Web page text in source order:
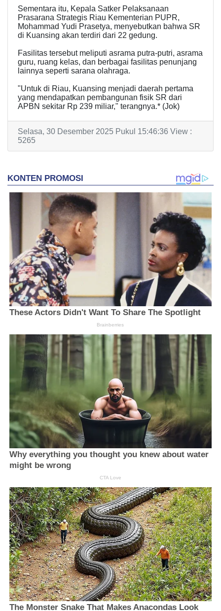
Sementara itu, Kepala Satker Pelaksanaan
Prasarana Strategis Riau Kementerian PUPR,
Mohammad Yudi Prasetya, menyebutkan bahwa SR
di Kuansing akan terdiri dari 22 gedung.
Fasilitas tersebut meliputi asrama putra-putri, asrama
guru, ruang kelas, dan berbagai fasilitas penunjang
lainnya seperti sarana olahraga.
"Untuk di Riau, Kuansing menjadi daerah pertama
yang mendapatkan pembangunan fisik SR dari
APBN sekitar Rp 239 miliar," terangnya.* (Jok)
Selasa, 30 Desember 2025 Pukul 15:46:36 View :
5265